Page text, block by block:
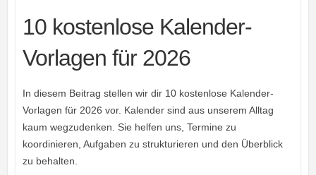
10 kostenlose Kalender-
Vorlagen für 2026
In diesem Beitrag stellen wir dir 10 kostenlose Kalender-
Vorlagen für 2026 vor. Kalender sind aus unserem Alltag
kaum wegzudenken. Sie helfen uns, Termine zu
koordinieren, Aufgaben zu strukturieren und den Überblick
zu behalten.